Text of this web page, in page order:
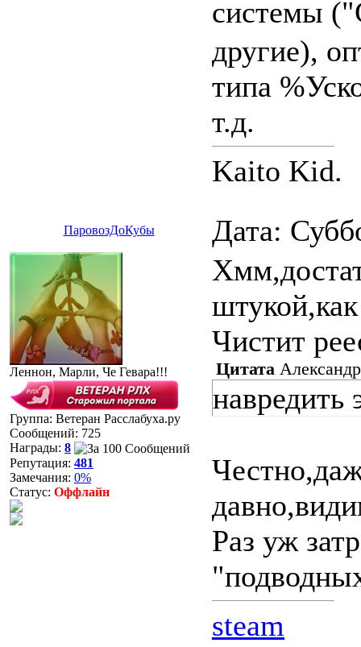
системы
другие),
типа
т.д.
Kaito Kid.
ПаровозДоКубы Дата:
Леннон, Марли, Че Гевара!!!
Группа: Ветеран Расслабуха.ру
Сообщений: 725
Награды: 8
Репутация: 481
Замечания: 0%
Статус: Оффлайн
Чистит
Цитата
Раз уж
steam